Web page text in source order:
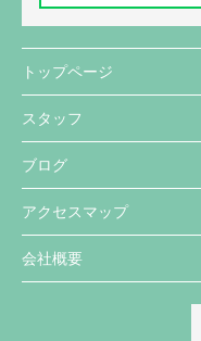
トップページ
スタッフ
ブログ
アクセスマップ
会社概要